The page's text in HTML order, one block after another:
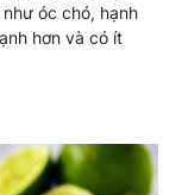
óc chó, hạnh
hơn và có ít